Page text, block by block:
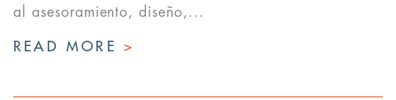
al asesoramiento, diseño,...
READ MORE >